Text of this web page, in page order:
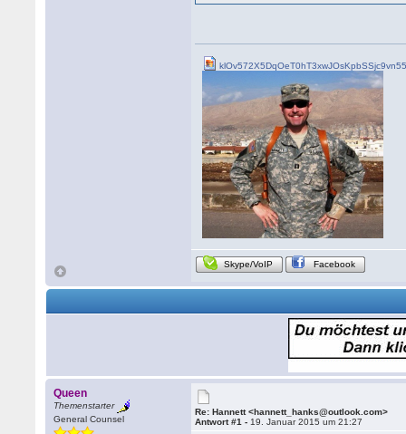
Skype/VoIP Facebook
Queen
Themenstarter
General Counsel
Re: Hannett <hannett_hanks@outlook.com>
Antwort #1 - 19. Januar 2015 um 21:27